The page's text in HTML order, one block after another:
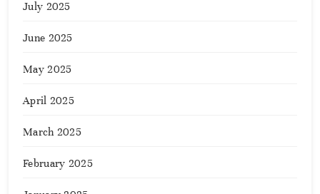
July 2025
June 2025
May 2025
April 2025
March 2025
February 2025